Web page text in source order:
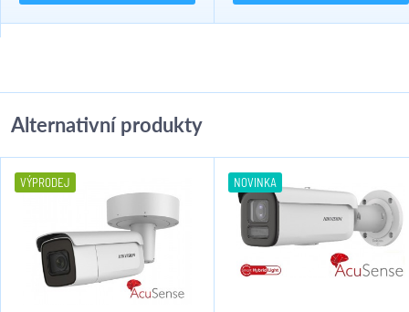
Alternativní produkty
VÝPRODEJ NOVINKA